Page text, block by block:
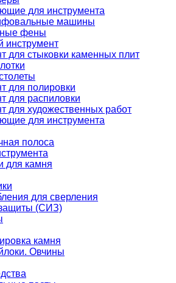
для инструмента
машины
фены
инструмент
для стыковки каменных плит
для полировки
для распиловки
для художественных работ
для инструмента
полоса
для камня
для сверления
(СИЗ)
камня
Овчины